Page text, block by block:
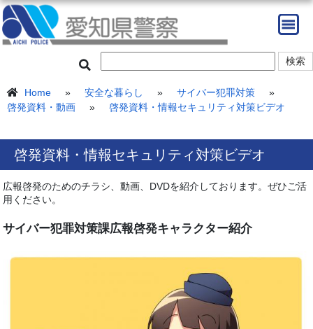
Home » 安全な暮らし » サイバー犯罪対策
»
啓発資料・動画
» 啓発資料・情報セキュリティ対策ビデオ
啓発資料・情報セキュリティ対策ビデオ
広報啓発のためのチラシ、動画、DVDを紹介しております。ぜひご活
用ください。
サイバー犯罪対策課広報啓発キャラクター紹介